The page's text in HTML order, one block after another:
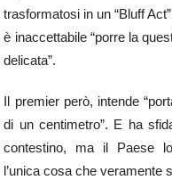
trasformatosi in un “Bluff
è inaccettabile “porre la
delicata”.
Il premier però, intende
di un centimetro”. E ha
contestino, ma il Paese
l’unica cosa che veramente